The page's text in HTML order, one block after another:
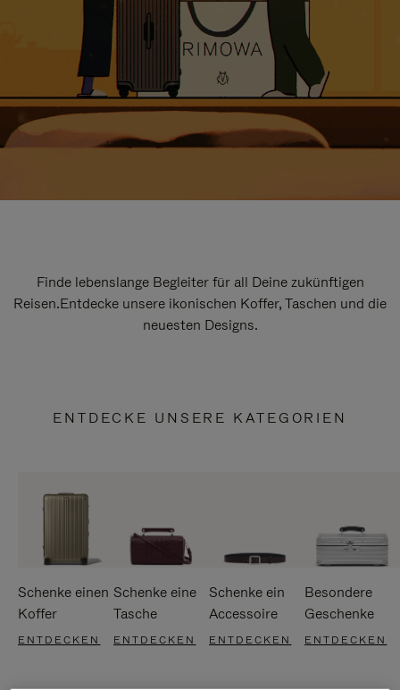
Finde lebenslange Begleiter für all Deine zukünftigen
Reisen.Entdecke unsere ikonischen Koffer, Taschen und die
neuesten Designs.
ENTDECKE UNSERE KATEGORIEN
Schenke einen
Koffer
ENTDECKEN
Schenke eine
Tasche
ENTDECKEN
Schenke ein
Accessoire
ENTDECKEN
Besondere
Geschenke
ENTDECKEN